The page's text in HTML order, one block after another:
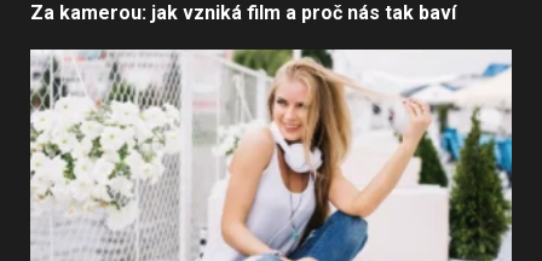
Za kamerou: jak vzniká film a proč nás tak baví